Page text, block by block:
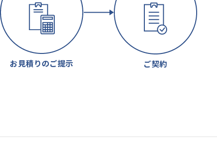
お見積りのご提示 ご契約